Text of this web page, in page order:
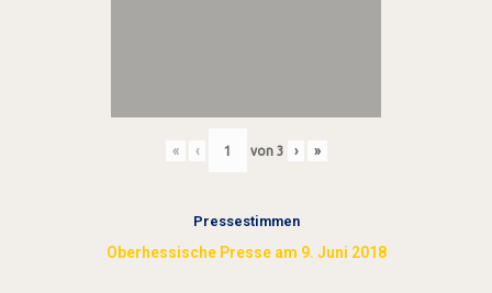
« ‹ von 3 › »
Pressestimmen
Oberhessische Presse am 9. Juni 2018